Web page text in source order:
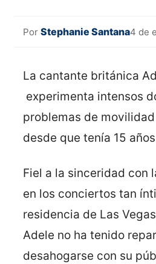
Por Stephanie Santana4 de
La cantante británica
experimenta intensos
problemas de
desde que tenía 15
Fiel a la sinceridad con
en los conciertos tan
residencia de Las
Adele no ha tenido
desahogarse con su